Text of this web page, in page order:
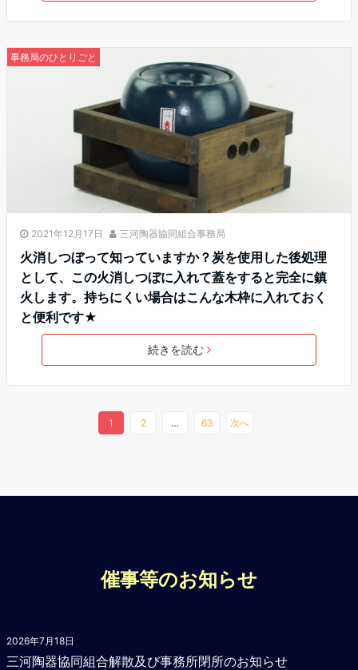
事務局のひとりごと
2021年12月17日 三河陶器協同組合事務局
火消しつぼって知っていますか？炭を使用した後処理
として、この火消しつぼに入れて蓋をすると完全に鎮
火します。持ちにくい場合はこんな木枠に入れておく
と便利です★
続きを読む
1 2 … 63 次へ
催事等のお知らせ
2026年7月18日
三河陶器協同組合解散及び事務所閉所のお知らせ